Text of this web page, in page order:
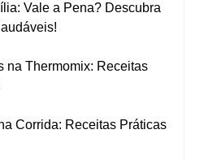
Vale a Pena? Descubra
na Thermomix: Receitas
Corrida: Receitas Práticas